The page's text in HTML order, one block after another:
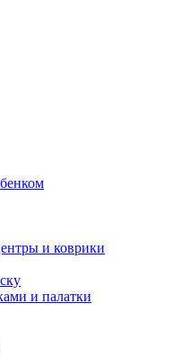
и коврики
и палатки